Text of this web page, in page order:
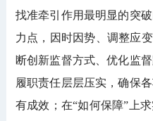
找准牵引作用最明显的突
力点，因时因势、调整应
断创新监督方式、优化监
履职责任层层压实，确保
有成效；在“如何保障”上